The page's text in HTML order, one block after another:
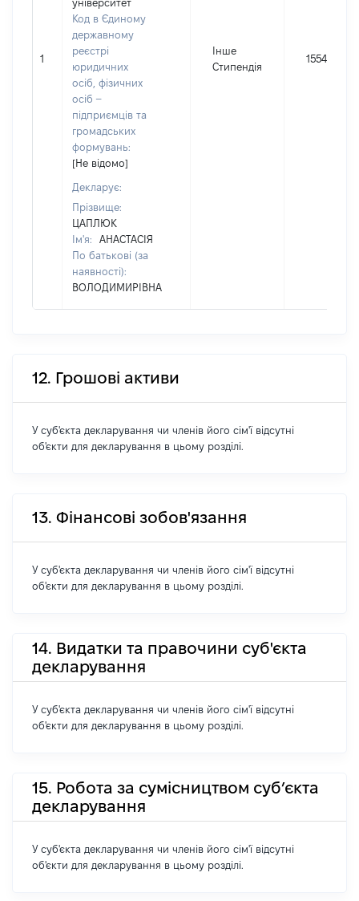
1
університет
Код в Єдиному
державному
реєстрі
юридичних
осіб, фізичних
осіб –
підприємців та
громадських
формувань:
[Не відомо]
Декларує:
Прізвище:
ЦАПЛЮК
Ім'я:
АНАСТАСІЯ
По батькові (за
наявності):
ВОЛОДИМИРІВНА
Інше
Стипендія
15548
12. Грошові активи
У суб'єкта декларування чи членів його сім'ї відсутні
об'єкти для декларування в цьому розділі.
13. Фінансові зобов'язання
У суб'єкта декларування чи членів його сім'ї відсутні
об'єкти для декларування в цьому розділі.
14. Видатки та правочини суб'єкта
декларування
У суб'єкта декларування чи членів його сім'ї відсутні
об'єкти для декларування в цьому розділі.
15. Робота за сумісництвом суб’єкта
декларування
У суб'єкта декларування чи членів його сім'ї відсутні
об'єкти для декларування в цьому розділі.